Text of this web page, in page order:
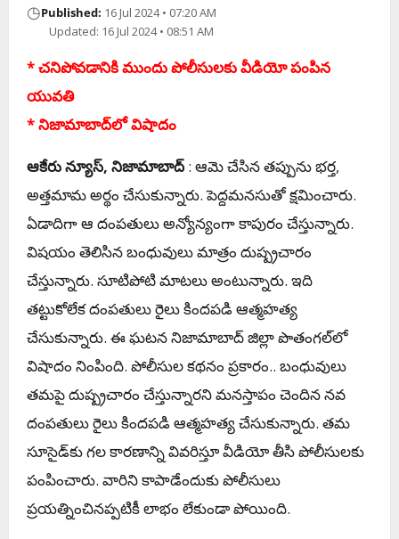
◷Published: 16 Jul 2024 • 07:20 AM
Updated: 16 Jul 2024 • 08:51 AM
* చ‌నిపోవ‌డానికి ముందు పోలీసుల‌కు వీడియో పంపిన
యువ‌తి
* నిజామాబాద్‌లో విషాదం
ఆకేరు న్యూస్‌, నిజామాబాద్ : ఆమె చేసిన త‌ప్పును భ‌ర్త‌,
అత్త‌మామ అర్థం చేసుకున్నారు. పెద్ద‌మ‌న‌సుతో క్ష‌మించారు.
ఏడాదిగా ఆ దంప‌తులు అన్యోన్యంగా కాపురం చేస్తున్నారు.
విష‌యం తెలిసిన బంధువులు మాత్రం దుష్ప్ర‌చారం
చేస్తున్నారు. సూటిపోటి మాట‌లు అంటున్నారు. ఇది
త‌ట్టుకోలేక దంప‌తులు రైలు కింద‌ప‌డి ఆత్మ‌హత్య
చేసుకున్నారు. ఈ ఘ‌ట‌న నిజామాబాద్‌ జిల్లా పొతంగల్‌లో
విషాదం నింపింది. పోలీసుల క‌థ‌నం ప్ర‌కారం.. బంధువులు
తమపై దుష్ప్రచారం చేస్తున్నారని మనస్తాపం చెందిన నవ
దంపతులు రైలు కిందపడి ఆత్మహత్య చేసుకున్నారు. తమ
సూసైడ్‌కు గల కారణాన్ని వివరిస్తూ వీడియో తీసి పోలీసులకు
పంపించారు. వారిని కాపాడేందుకు పోలీసులు
ప్రయత్నించినప్పటికీ లాభం లేకుండా పోయింది.